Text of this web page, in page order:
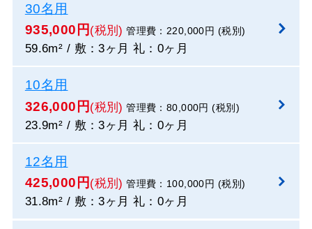
30名用
935,000円 (税別) 管理費：220,000円 (税別)
59.6m² / 敷：3ヶ月 礼：0ヶ月
10名用
326,000円 (税別) 管理費：80,000円 (税別)
23.9m² / 敷：3ヶ月 礼：0ヶ月
12名用
425,000円 (税別) 管理費：100,000円 (税別)
31.8m² / 敷：3ヶ月 礼：0ヶ月